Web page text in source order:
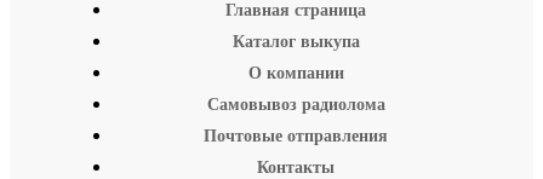
Главная страница
Каталог выкупа
О компании
Самовывоз радиолома
Почтовые отправления
Контакты